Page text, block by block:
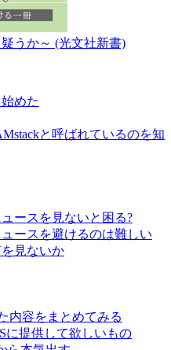
うか～ (光文社新書)
めた
と呼ばれているのを知
ースを見ないと困る?
ースを避けるのは難しい
見ないか
内容をまとめてみる
に提供して欲しいもの